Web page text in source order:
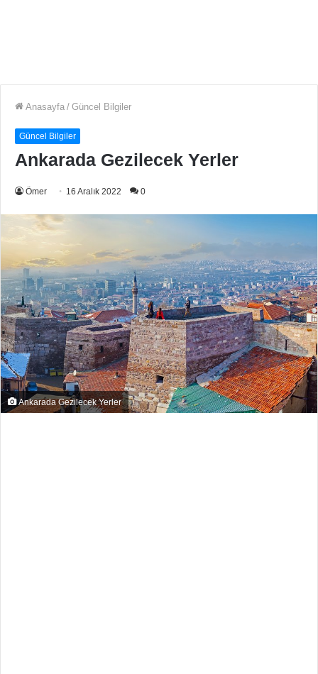
Anasayfa / Güncel Bilgiler
Güncel Bilgiler
Ankarada Gezilecek Yerler
Ömer 16 Aralık 2022 0
Ankarada Gezilecek Yerler